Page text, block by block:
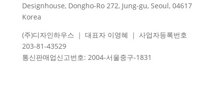
Designhouse, Dongho-Ro 272, Jung-gu, Seoul, 04617
Korea
(주)디자인하우스 ｜ 대표자 이영혜 ｜ 사업자등록번호
203-81-43529
통신판매업신고번호: 2004-서울중구-1831